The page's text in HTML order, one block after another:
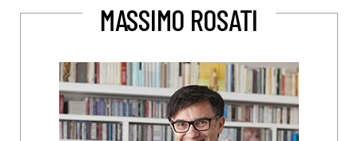
MASSIMO ROSATI